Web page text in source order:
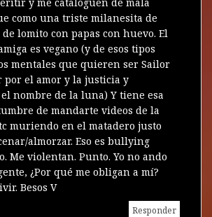
como una triste milanesita de
lomito con papas con huevo. El
es vegano (y de esos tipos
mentales que quieren ser Sailor
por el amor y la justicia y
nombre de la luna) Y tiene esa
de mandarte videos de la
muriendo en el matadero justo
almorzar. Eso es bullying
Me violentan. Punto. Yo no ando
¿Por qué me obligan a mí?
Besos V
Responder